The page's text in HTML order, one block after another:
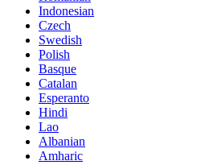
Indonesian
Czech
Swedish
Polish
Basque
Catalan
Esperanto
Hindi
Lao
Albanian
Amharic